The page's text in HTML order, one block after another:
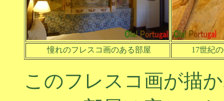
憧れのフレスコ画のある部屋 17世紀
このフレスコ画が描